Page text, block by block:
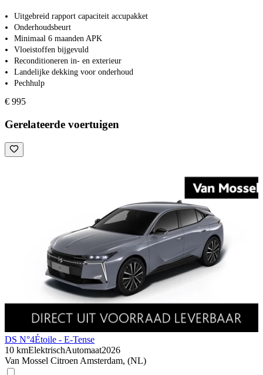
Uitgebreid rapport capaciteit accupakket
Onderhoudsbeurt
Minimaal 6 maanden APK
Vloeistoffen bijgevuld
Reconditioneren in- en exterieur
Landelijke dekking voor onderhoud
Pechhulp
€ 995
Gerelateerde voertuigen
DS N°4Étoile - E-Tense
10 kmElektrischAutomaat2026
Van Mossel Citroen Amsterdam, (NL)